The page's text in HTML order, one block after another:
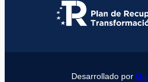
Desarrollado por